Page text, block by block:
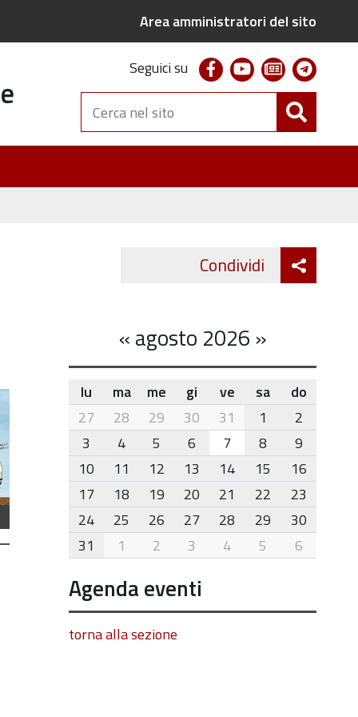
Area amministratori del sito
Seguici su facebookyoutubenewsletter
Cerca
nel
sito
Condividi Twitter
«agosto 2026 »
month-
8
lu ma me gi ve sa
do
27
28 29 30 31 1
2
3
4 5 6 7 8
9
10
11 12 13 14 15
16
17
18 19 20 21 22
23
24
25 26 27 28 29
30
31
1 2 3 4 5 6
Agenda eventi
torna alla sezione